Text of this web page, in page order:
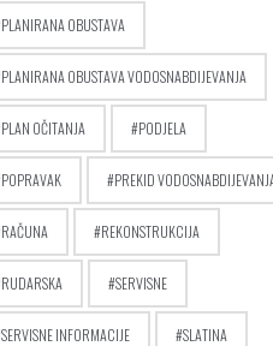
PLANIRANA OBUSTAVA
PLANIRANA OBUSTAVA VODOSNABDIJEVANJA
PLAN OČITANJA PODJELA
POPRAVAK PREKID
RAČUNA REKONSTRUKCIJA
RUDARSKA SERVISNE
SERVISNE INFORMACIJE SLATINA